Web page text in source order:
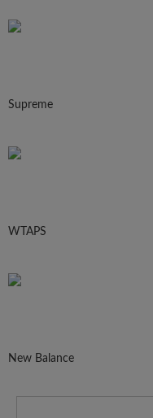
Supreme
WTAPS
New Balance